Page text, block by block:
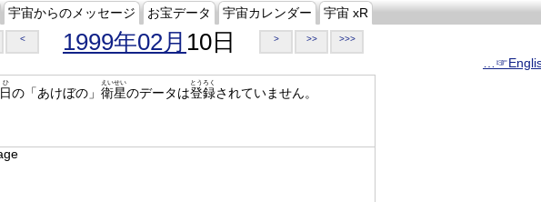
宇宙からのメッセージ お宝データ 宇宙カレンダー 宇宙 xR
< 1999年02月 10日 > >> >>>
日
ひ
の「あけぼの」 衛星
えいせい
のデータは登録
とうろく
されていません。